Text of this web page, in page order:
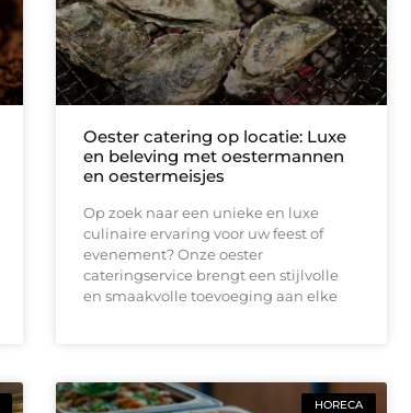
Oester catering op locatie: Luxe
en beleving met oestermannen
en oestermeisjes
Op zoek naar een unieke en luxe
culinaire ervaring voor uw feest of
evenement? Onze oester
cateringservice brengt een stijlvolle
en smaakvolle toevoeging aan elke
HORECA